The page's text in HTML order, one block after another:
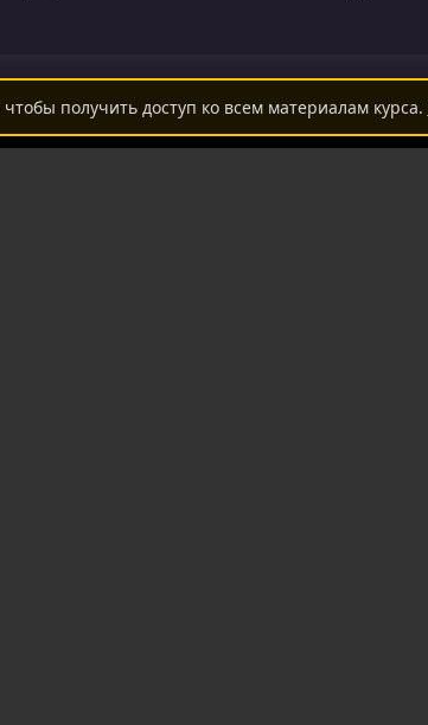
получить доступ ко всем материалам курса.